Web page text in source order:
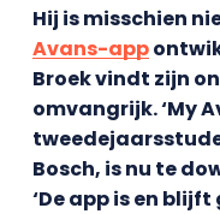
Hij is misschien
Avans-app
Broek vindt zijn
omvangrijk. ‘My
Bosch, is nu te
‘De app is en blijft